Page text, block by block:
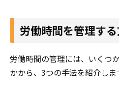
労働時間を管理す
労働時間の管理には、いくつ
かから、3つの手法を紹介しま